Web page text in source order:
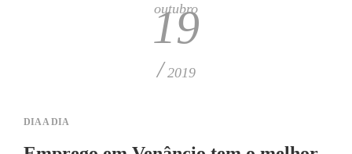
outubro
19
/ 2019
DIA A DIA